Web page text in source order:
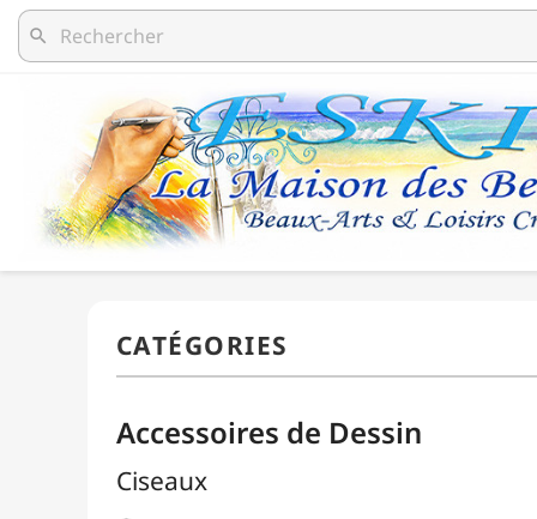
search
Compas
Découpe / Cutters / Lames
Estompes
Gommes 